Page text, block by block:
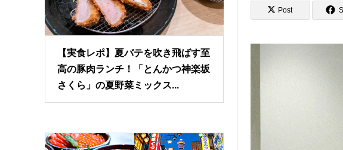
Post
【実食レポ】夏バテを吹き飛ばす至
高の豚肉ランチ！「とんかつ神楽坂
さくら」の夏野菜ミックス...